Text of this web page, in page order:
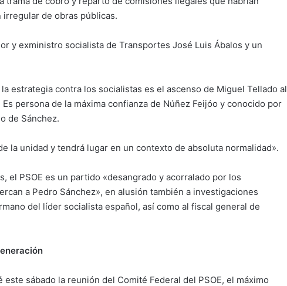
de obras públicas.
y exministro socialista de Transportes José Luis Ábalos y un
estrategia contra los socialistas es el ascenso de Miguel Tellado al
persona de la máxima confianza de Núñez Feijóo y conocido por
de Sánchez.
la unidad y tendrá lugar en un contexto de absoluta normalidad».
el PSOE es un partido «desangrado y acorralado por los
a Pedro Sánchez», en alusión también a investigaciones
del líder socialista español, así como al fiscal general de
sábado la reunión del Comité Federal del PSOE, el máximo